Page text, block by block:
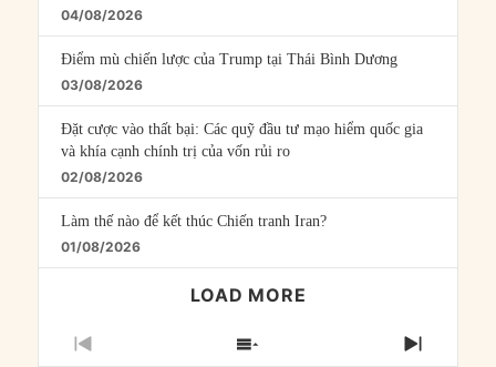
04/08/2026
Điểm mù chiến lược của Trump tại Thái Bình Dương
03/08/2026
Đặt cược vào thất bại: Các quỹ đầu tư mạo hiểm quốc gia
và khía cạnh chính trị của vốn rủi ro
02/08/2026
Làm thế nào để kết thúc Chiến tranh Iran?
01/08/2026
LOAD MORE
PREVIOUS
SHOW
NEXT